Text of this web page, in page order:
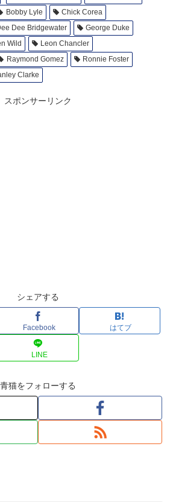
Bobby Lyle
Chick Corea
Dee Bridgewater
George Duke
Wild
Leon Chancler
Raymond Gomez
Ronnie Foster
Clarke
スポンサーリンク
シェアする
Facebook はてブ
LINE
青猫をフォローする